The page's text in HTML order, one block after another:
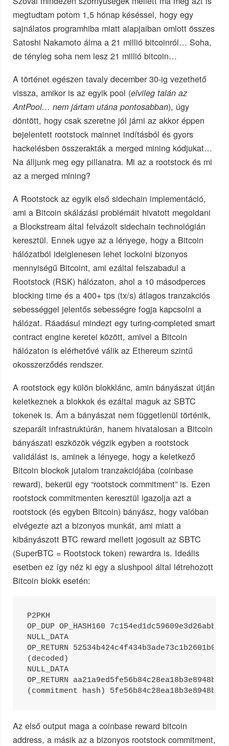
megtudtam potom 1,5 hónap késéssel, hogy egy
sajnálatos programhiba miatt alapjaiban omlott összes
Satoshi Nakamoto álma a 21 millió bitcoinról… Soha,
de tényleg soha nem lesz 21 millió bitcoin…
A történet egészen tavaly december 30-ig vezethető
vissza, amikor is az egyik pool (elvileg talán az
AntPool… nem jártam utána pontosabban), úgy
döntött, hogy csak szeretne jól járni az akkor éppen
bejelentett rootstock mainnet indításból és gyors
hackelésben összerakták a merged mining kódjukat…
Na álljunk meg egy pillanatra. Mi az a rootstock és mi
az a merged mining?
A Rootstock az egyik első sidechain implementáció,
ami a Bitcoin skálázási problémáit hivatott megoldani
a Blockstream által felvázolt sidechain technológián
keresztül. Ennek ugye az a lényege, hogy a Bitcoin
hálózatból ideiglenesen lehet lockolni bizonyos
mennyiségű Bitcoint, ami ezáltal felszabadul a
Rootstock (RSK) hálózaton, ahol a 10 másodperces
blocking time és a 400+ tps (tx/s) átlagos tranzakciós
sebességgel jelentős sebességre fogja kapcsolni a
hálózat. Ráadásul mindezt egy turing-completed smart
contract engine keretei között, amivel a Bitcoin
hálózaton is elérhetővé válik az Ethereum szintű
okosszerződés rendszer.
A rootstock egy külön blokklánc, amin bányászat útján
keletkeznek a blokkok és ezáltal maguk az SBTC
tokenek is. Ám a bányászat nem függetlenül történik,
szeparált infrastruktúrán, hanem hivatalosan a Bitcoin
bányászati eszközök végzik egyben a rootstock
validálást is, aminek a lényege, hogy a keletkező
Bitcoin blockok jutalom tranzakciójába (coinbase
reward), bekerül egy “rootstock commitment” is. Ezen
rootstock commitmenten keresztül igazolja azt a
rootstock (és egyben Bitcoin) bányász, hogy valóban
elvégezte azt a bizonyos munkát, ami miatt a
kibányászott BTC reward mellett jogosult az SBTC
(SuperBTC = Rootstock token) rewardra is. Ideális
esetben ez így néz ki egy a slushpool által létrehozott
Bitcoin blokk esetén:
P2PKH
OP_DUP OP_HASH160
NULL_DATA
OP_RETURN
(decoded)
NULL_DATA
OP_RETURN
(commitment hash)
Az első output maga a coinbase reward bitcoin
address, a másik az a bizonyos rootstock commitment,